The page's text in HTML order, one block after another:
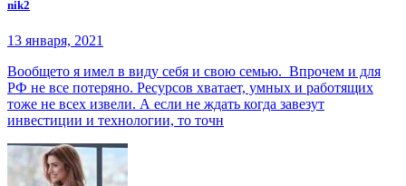
nik2
13 января, 2021
Вообщето я имел в виду себя и свою семью. Впрочем и для
РФ не все потеряно. Ресурсов хватает, умных и работящих
тоже не всех извели. А если не ждать когда завезут
инвестиции и технологии, то точн